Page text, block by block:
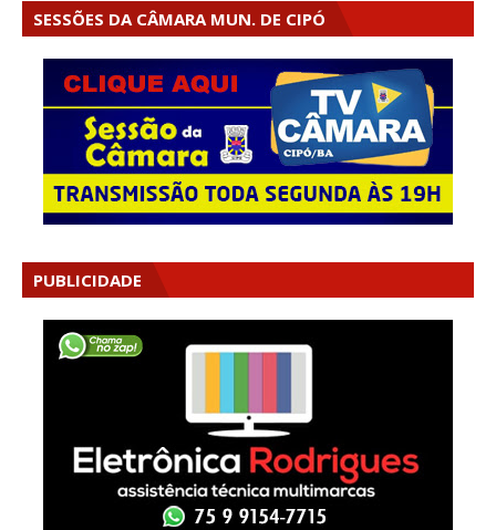
SESSÕES DA CÂMARA MUN. DE CIPÓ
PUBLICIDADE